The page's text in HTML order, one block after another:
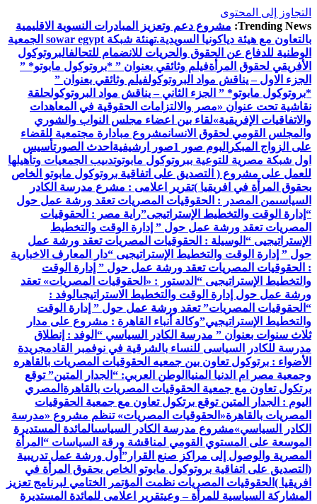
التجاوز إلى المحتوى
Trending News: مشروع دعم وتعزيز المبادرات النسوية الاقليمية
بالتعاون مع هيئة دياكونيا السويدية.
تهنئة شبكة sowar egypt الجمعية
الوطنية للدفاع عن الحقوق والحريات للانضمام للتحالفالبروتوكول
الأفريقي لحقوق المرأةفيلم وثائقي بعنوان ” *بروتوكول مابوتو* ”
الجزء الاول – يناقش مواد البروتوكولفيلم وثائقي بعنوان ”
*بروتوكول مابوتو* ” الجزء الثاني – يناقش مواد البروتوكولحلقة
نقاشية تحت عنوان «مصر والالتزامات الحقوقية في المعاهدات
والاتفاقيات الإفريقية»لقاء بين اعضاء مجلس النواب والشوري
والمجلس القومي لحقوق الانسانمشروع مبادارة مجتمعية للقضاء
على الزواج المبكر البوم صور 1 صور ارشيفية احدث الصورتأسيس
اول شبكة مصرية للتوعية ببروتوكول مابوتوتدىيب الجمعيات وتأهيلها
للعمل على مشروع ( التصديق على اتفاقية بروتوكول مابوتو الخاص
بحقوق المرأة في افريقيا )تقرير اعلامى : مشرع مدرسة الكادر
السياسىمن المصدر : الحقوقيات المصريات تعقد ورشة عمل حول
“إدارة الوقت والتخطيط الإستراتيجى”راية مصر : الحقوقيات
المصريات تعقد ورشة عمل حول ” إدارة الوقت والتخطيط
الإستراتيجيى “ الوسيلة : الحقوقيات المصريات تعقد ورشة عمل
حول ” إدارة الوقت والتخطيط الإستراتيجيى “دار المعارف الاخبارية
: الحقوقيات المصريات تعقد ورشة عمل حول ” إدارة الوقت
والتخطيط الإستراتيجيى “ الدستور : «الحقوقيات المصريات» تعقد
ورشة عمل حول إدارة الوقت والتخطيط الاستراتيجىالوفد :
“الحقوقيات المصريات” تعقد ورشة عمل حول ” إدارة الوقت
والتخطيط الإستراتيجيي”وكالة أنباء القاهرة : مشروع على مدار
ثلاث سنوات بعنوان ” مدرسة الكادر السياسي “ الوفد : إنطلاق
مدرسة للكادر السياسى للنساء بالشرقية في نوفمبر القادمجريدة
الأضواء : برتوكول تعاون بين جمعيه الحقوقيات المصريات بالقاهره
وجمعية مصر ام الدنيا المنيا الوطن العربي: “الجدار المتين” توقع
برتكول تعاون مع جمعية الحقوقيات المصريات بالقاهرة المصري
اليوم : الجدار المتين توقع برتكول تعاون مع جمعية الحقوقيات
المصريات بالقاهرة«الحقوقيات المصريات» تنظم مشروع «مدرسة
الكادر السياسي»مشروع مدرسة الكادر السياسىالمائدة المستديرة
الموسعة على المستوي القومي لمناقشة ورقة السياسات “المرأة
المصرية والوصول إلى مراكز صنع القرار” أول ورشة عمل تدريبية
(التصديق على اتفاقية بروتوكول مابوتو الخاص بحقوق المرأة في
افريقيا ) الحقوقيات المصريات نظمت المؤتمر الختامي لبرنامج تعزيز
المشاركة السياسية للمرأة – وعيتقرير اعلامى للمائدة المستديرة